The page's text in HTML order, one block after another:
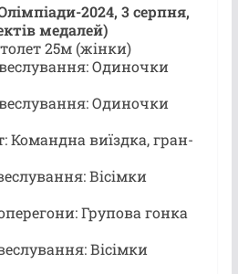
2024, 3 серпня,
медалей)
25м (жінки)
Одиночки
Одиночки
Командна виїздка, гран-
Вісімки
Групова гонка
Вісімки